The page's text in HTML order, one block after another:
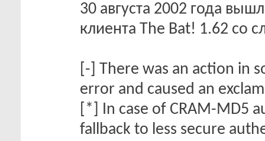
30 августа 2002 года
клиента The Bat! 1.62
[-] There was an action in
error and caused an
[*] In case of CRAM-MD5
fallback to less secure